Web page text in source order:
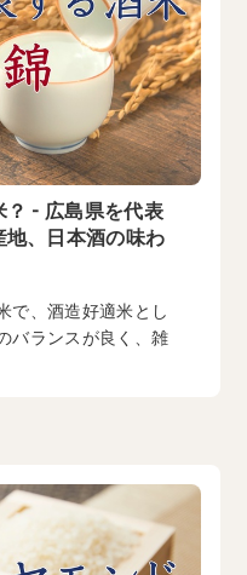
？ - 広島県を代表
、日本酒の味わ
で、酒造好適米とし
バランスが良く、雑